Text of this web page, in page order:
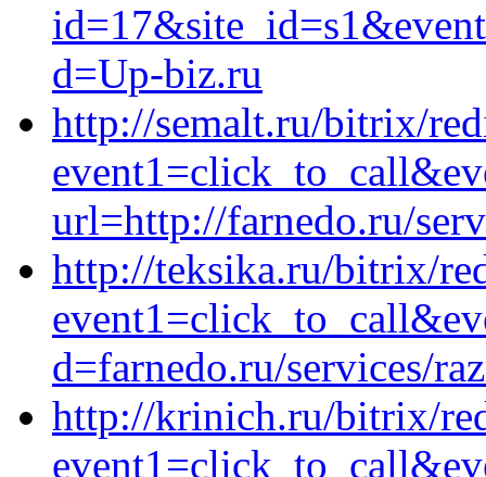
d=Up-biz.ru
http://semalt.ru/bitrix/
url=http://farnedo.ru/
http://teksika.ru/bitrix/
d=farnedo.ru/services/
http://krinich.ru/bitrix/